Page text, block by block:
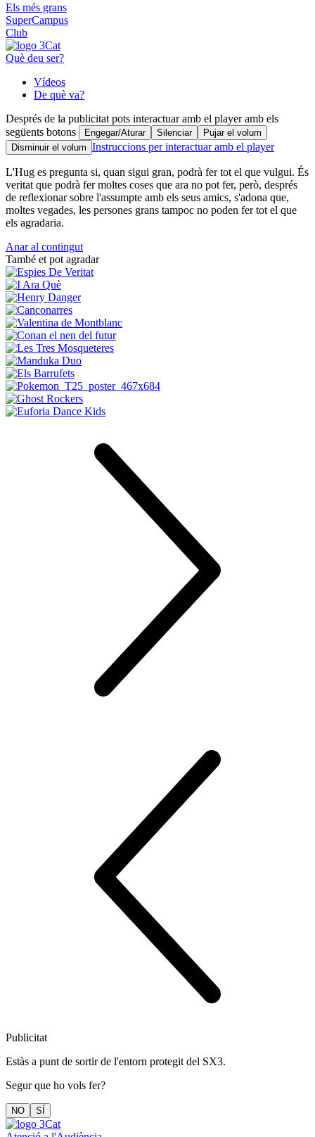
Els més grans
SuperCampus
Club
Què deu ser?
Vídeos
De què va?
Després de la publicitat pots interactuar amb el player amb els
següents botons
Engegar/Aturar Silenciar
Pujar el volum
Disminuir el volum Instruccions per interactuar amb el player
L'Hug es pregunta si, quan sigui gran, podrà fer tot el que vulgui. És
veritat que podrà fer moltes coses que ara no pot fer, però, després
de reflexionar sobre l'assumpte amb els seus amics, s'adona que,
moltes vegades, les persones grans tampoc no poden fer tot el que
els agradaria.
Anar al contingut
També et pot agradar
Publicitat
Estàs a punt de sortir de l'entorn protegit del SX3.
Segur que ho vols fer?
NO SÍ